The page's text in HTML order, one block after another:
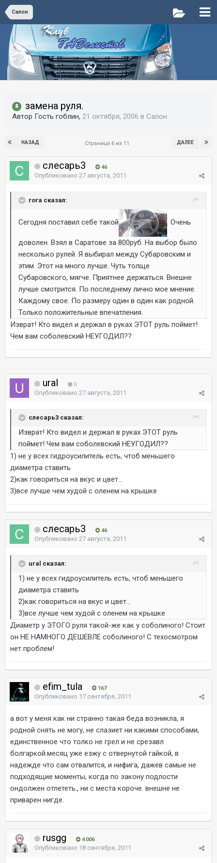
Салон
замена руля.
Автор Гость гоблин, 21 октября, 2006 в Салон
НАЗАД ДАЛЕЕ
Страница 6 из 11
слесарь3 46
Опубликовано 27 августа, 2011
гога сказал:
Сегодня поставил себе такой . Очень
доволен. Взял в Саратове за 800руб. На выбор было
несколько рулей. Я выбирал между Субаровским и
этим. Этот на много лучше. Чуть толще
Субаровского, мягче. Приятнее держаться. Внешне
лучше смотрится. По последнему лично мое мнение.
Каждому свое. По размеру один в один как родной.
Только положительные впечатления.
Изврат! Кто видел и держал в руках ЭТОТ руль поймет!
Чем вам соболевский НЕУГОДИЛ??
ural 0
Опубликовано 27 августа, 2011
слесарь3 сказал:
Изврат! Кто видел и держал в руках ЭТОТ руль
поймет! Чем вам соболевский НЕУГОДИЛ??
1) не у всех гидроусилитель есть, чтоб меньшего
диаметра ставить
2)как говориться на вкус и цвет...
3)все лучше чем худой с оленем на крышке
слесарь3 46
Опубликовано 27 августа, 2011
ural сказал:
1) не у всех гидроусилитель есть, чтоб меньшего
диаметра ставить
2)как говориться на вкус и цвет...
3)все лучше чем худой с оленем на крышке
Диаметр у ЭТОГО руля такой-же как у соболиного! Стоит
он НЕ НАМНОГО ДЕШЕВЛЕ соболиного! С техосмотром
нет проблем!
efim_tula 167
Опубликовано 17 сентября, 2011
а вот у меня как ни странно такая беда возникла, я
родной снять не могу, не слазиет ни какими способами,
единственное что толко не грел и не срезавл
болгаркой.месяц уже езжу с отвернутой гайкой, в
надежде что сам отвалится, и нифига, дажев самые не
подходящие моменты, когда по закону подлости
ондолжен отлететь., ни с места короче. внешне не
приварен нигде.
rusgg 4 006
Опубликовано 18 сентября, 2011